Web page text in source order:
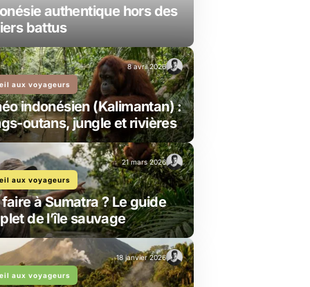
authentique hors des
battus
aux voyageurs
indonésien (Kalimantan) :
outans, jungle et rivières
8 avril 2026
aux voyageurs
à Sumatra ? Le guide
de l’île sauvage
21 mars 2026
aux voyageurs
18 janvier 2026